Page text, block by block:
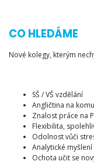
CO HLEDÁME
Nové kolegy, kterým
SŠ / VŠ vzdělání
Angličtina na
Znalost práce na
Flexibilita,
Odolnost vůči
Analytické myšlení
Ochota učit se